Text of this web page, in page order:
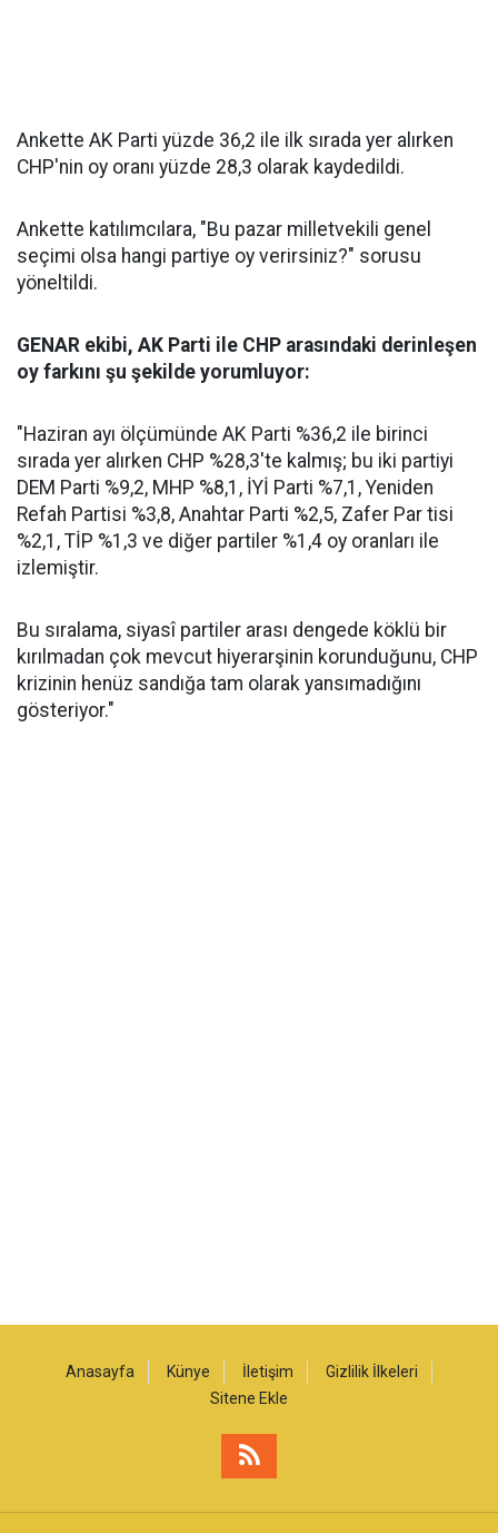
Ankette AK Parti yüzde 36,2 ile ilk sırada yer alırken
CHP'nin oy oranı yüzde 28,3 olarak kaydedildi.
Ankette katılımcılara, "Bu pazar milletvekili genel
seçimi olsa hangi partiye oy verirsiniz?" sorusu
yöneltildi.
GENAR ekibi, AK Parti ile CHP arasındaki derinleşen
oy farkını şu şekilde yorumluyor:
"Haziran ayı ölçümünde AK Parti %36,2 ile birinci
sırada yer alırken CHP %28,3'te kalmış; bu iki partiyi
DEM Parti %9,2, MHP %8,1, İYİ Parti %7,1, Yeniden
Refah Partisi %3,8, Anahtar Parti %2,5, Zafer Par tisi
%2,1, TİP %1,3 ve diğer partiler %1,4 oy oranları ile
izlemiştir.
Bu sıralama, siyasî partiler arası dengede köklü bir
kırılmadan çok mevcut hiyerarşinin korunduğunu, CHP
krizinin henüz sandığa tam olarak yansımadığını
gösteriyor."
Anasayfa Künye İletişim
Gizlilik İlkeleri
Sitene Ekle